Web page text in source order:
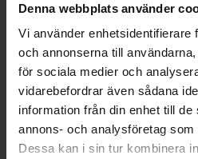
Denna webbplats använder
Vi använder enhetsidentifierare
och annonserna till
för sociala medier och
vidarebefordrar även sådana
information från din enhet till
annons- och analysföretag
Dessa kan i sin tur kombinera
Logga
Chefakademin.
inspiration för dig
och/eller HR.
prenumerera idag! Det
JA TACK, JAG VILL